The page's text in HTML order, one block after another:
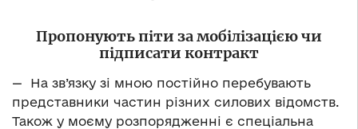
Пропонують піти за мобілізацією чи
підписати контракт
— На зв’язку зі мною постійно перебувають
представники частин різних силових відомств.
Також у моєму розпорядженні є спеціальна